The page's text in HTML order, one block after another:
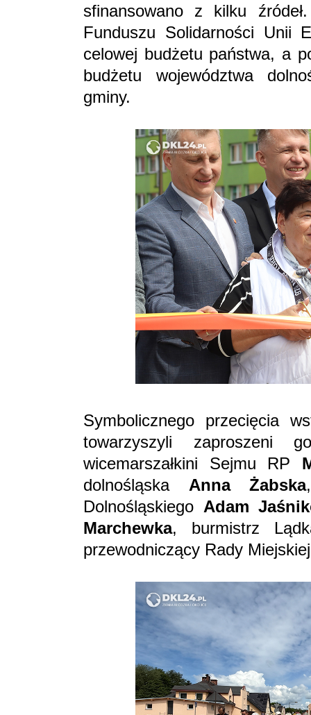
sfinansowano z kilku
Funduszu Solidarności Unii
celowej budżetu państwa, a
budżetu województwa
gminy.
Symbolicznego przecięcia
towarzyszyli zaproszeni
wicemarszałkini Sejmu RP
dolnośląska Anna Żabska
Dolnośląskiego Adam
Marchewka, burmistrz
przewodniczący Rady